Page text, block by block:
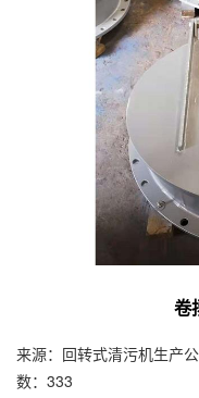
卷
来源：回转式清污机生
数：333